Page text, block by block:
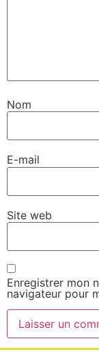
Nom
E-mail
Site web
Enregistrer mon
navigateur pour